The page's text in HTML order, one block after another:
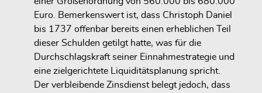
Euro . Bemerkenswert ist, dass Christoph Daniel
bis 1737 offenbar bereits einen erheblichen Teil
dieser Schulden getilgt hatte, was für die
Durchschlagskraft seiner Einnahmestrategie und
eine zielgerichtete Liquiditätsplanung spricht.
Der verbleibende Zinsdienst belegt jedoch, dass